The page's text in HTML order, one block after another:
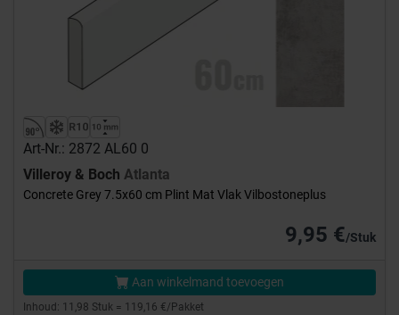
Art-Nr.: 2872 AL60 0
Villeroy & Boch Atlanta
Concrete Grey 7.5x60 cm Plint Mat Vlak Vilbostoneplus
9,95 €/Stuk
Aan winkelmand toevoegen
Inhoud: 11,98 Stuk = 119,16 €/Pakket